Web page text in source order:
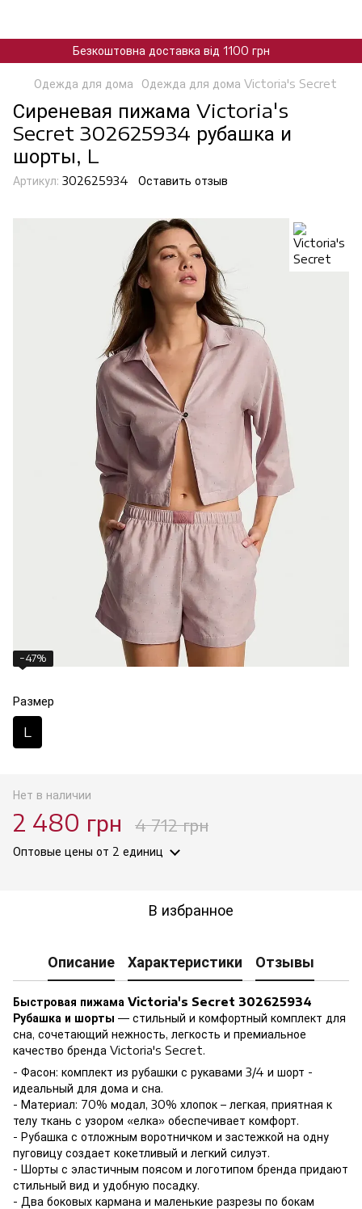
Безкоштовна доставка від 1100 грн
Одежда для дома Одежда для дома Victoria's Secret
Сиреневая пижама Victoria's
Secret 302625934 рубашка и
шорты, L
Артикул: 302625934 Оставить отзыв
−47%
Размер
L
Нет в наличии
2 480 грн 4 712 грн
Оптовые цены от 2 единиц
В избранное
Описание Характеристики Отзывы
Быстровая пижама Victoria's Secret 302625934
Рубашка и шорты — стильный и комфортный комплект для
сна, сочетающий нежность, легкость и премиальное
качество бренда Victoria's Secret.
- Фасон: комплект из рубашки с рукавами 3/4 и шорт -
идеальный для дома и сна.
- Материал: 70% модал, 30% хлопок – легкая, приятная к
телу ткань с узором «елка» обеспечивает комфорт.
- Рубашка с отложным воротничком и застежкой на одну
пуговицу создает кокетливый и легкий силуэт.
- Шорты с эластичным поясом и логотипом бренда придают
стильный вид и удобную посадку.
- Два боковых кармана и маленькие разрезы по бокам